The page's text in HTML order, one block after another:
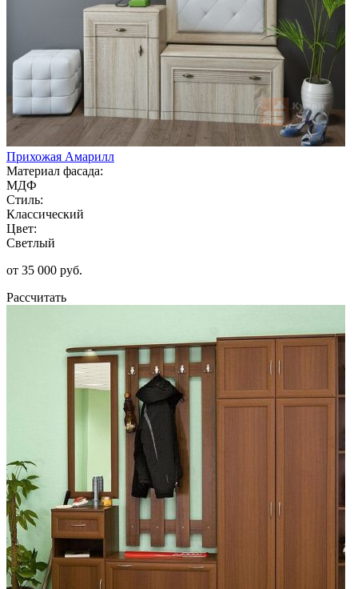
Прихожая Амарилл
Материал фасада:
МДФ
Стиль:
Классический
Цвет:
Светлый
от 35 000 руб.
Рассчитать